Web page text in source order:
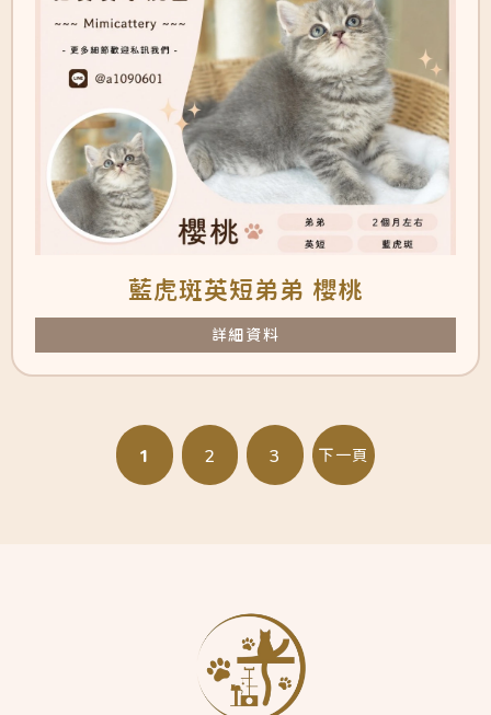
藍虎斑英短弟弟 櫻桃
詳細資料
1 2 3 下一頁